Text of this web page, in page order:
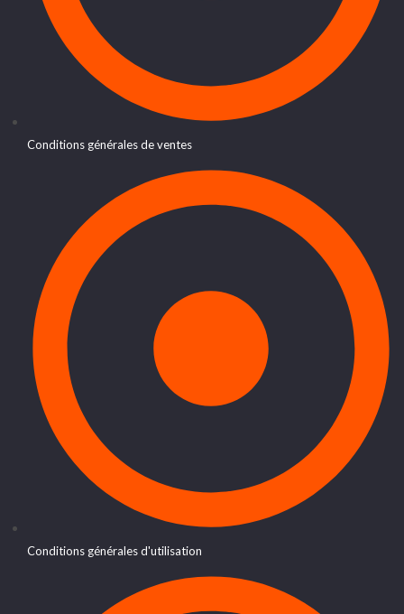
Conditions générales de ventes
Conditions générales d'utilisation